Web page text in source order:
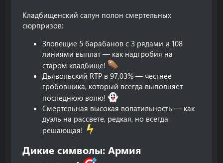
Кладбищенский салун полон смертельных
сюрпризов:
Зловещие 5 барабанов с 3 рядами и 108
линиями выплат — как надгробия на
старом кладбище!
Дьявольский RTP в 97,03% — честнее
гробовщика, который всегда выполняет
последнюю волю!
Смертельная высокая волатильность — как
дуэль на рассвете, редкая, но всегда
решающая!
Дикие символы: Армия